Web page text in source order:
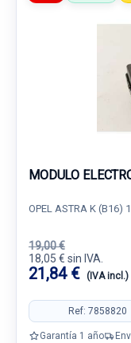
MODULO
OPEL ASTRA K (B16)
19,00 €
18,05 € sin IVA.
21,84 € (IVA incl.)
Ref: 7858820
Garantía 1 año